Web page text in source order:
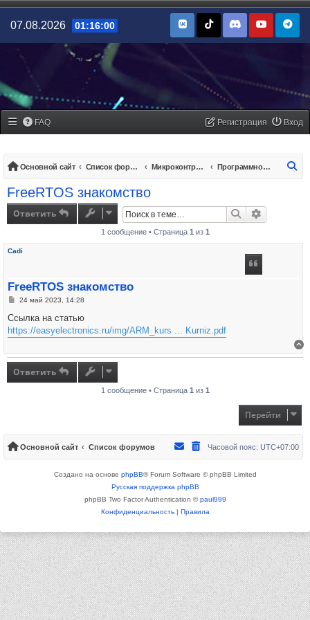
07.08.2026 01:16:00
FAQ Вход
Регистрация
Основной сайт Список форумов Микроконтроллеры/платы управления Программное обеспечение
FreeRTOS знакомство
Ответить Поиск
1 сообщение • Страница 1 из 1
Cadi
FreeRTOS знакомство
Сообщение
24 май 2023, 14:28
Ссылка на статью
https://easyelectronics.ru/img/ARM_kurs ... Kurniz.pdf
Ответить
1 сообщение • Страница 1 из 1
Перейти
Основной сайт Список форумов Часовой пояс: UTC+07:00
Создано на основе phpBB® Forum Software © phpBB Limited
Русская поддержка phpBB
phpBB Two Factor Authentication ©paul999
Конфиденциальность| Правила